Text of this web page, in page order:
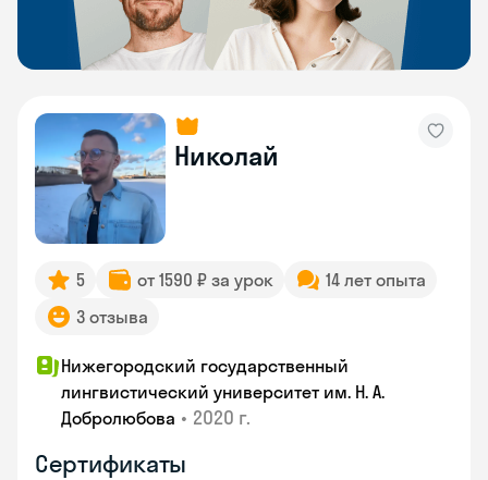
Николай
5 от 1590 ₽ за урок
14 лет опыта
3 отзыва
Нижегородский государственный
лингвистический университет им. Н. А.
Добролюбова • 2020 г.
Сертификаты